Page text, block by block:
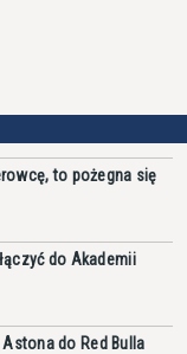
to pożegna się
do Akademii
do Red Bulla